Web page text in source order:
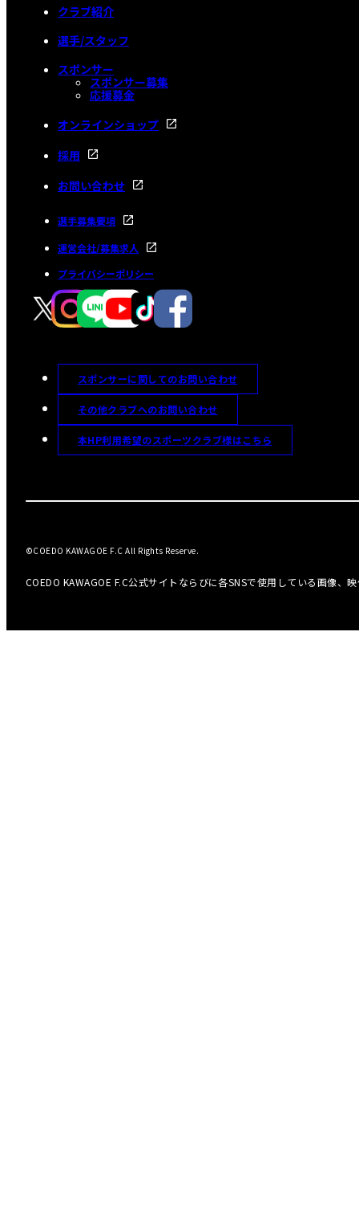
クラブ紹介
選手/スタッフ
スポンサー
スポンサー募集
応援募金
オンラインショップ
採用
お問い合わせ
選手募集要項
運営会社/募集求人
プライバシーポリシー
スポンサーに関してのお問い合わせ
その他クラブへのお問い合わせ
本HP利用希望のスポーツクラブ様はこちら
COEDO KAWAGOE F.C公式サイトならびに各SNSで使用している画像、
©COEDO KAWAGOE F.C All Rights Reserve.